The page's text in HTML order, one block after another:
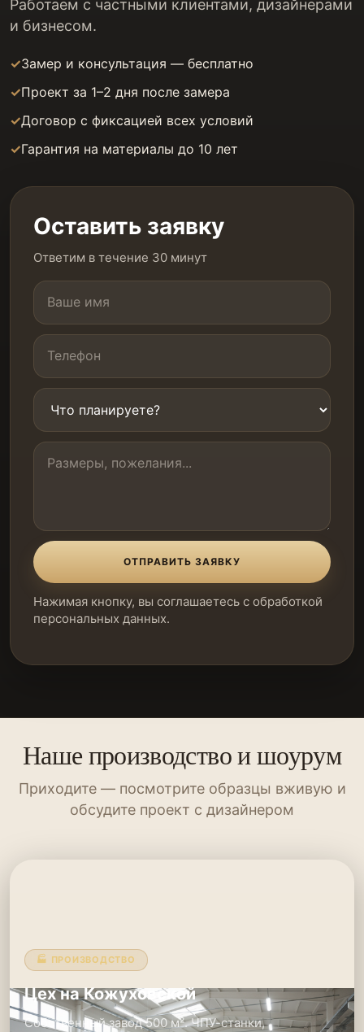
Работаем с частными клиентами, дизайнерами
и бизнесом.
Замер и консультация — бесплатно
Проект за 1–2 дня после замера
Договор с фиксацией всех условий
Гарантия на материалы до 10 лет
Оставить заявку
Ответим в течение 30 минут
ОТПРАВИТЬ ЗАЯВКУ
Нажимая кнопку, вы соглашаетесь с обработкой
персональных данных.
Наше производство и шоурум
Приходите — посмотрите образцы вживую и
обсудите проект с дизайнером
🏭 ПРОИЗВОДСТВО
Цех на Кожуховской
Собственный завод 500 м². ЧПУ-станки,